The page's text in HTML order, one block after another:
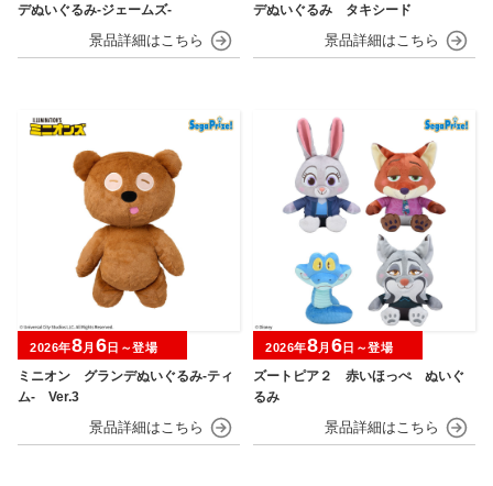
デぬいぐるみ‐ジェームズ‐
デぬいぐるみ タキシード
ミニオン グランデぬいぐるみ‐ティ
ム‐ Ver.3
2026年8月 6日～登場
ズートピア２ 赤いほっぺ ぬいぐ
るみ
2026年8月 6日～登場